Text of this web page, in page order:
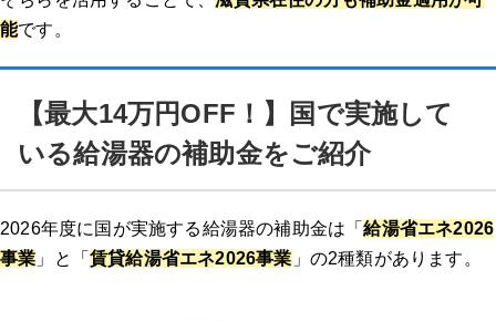
能です。
【最大14万円OFF！】国で実施して
いる給湯器の補助金をご紹介
2026年度に国が実施する給湯器の補助金は「給湯省エネ2026
事業 」と「賃貸給湯省エネ2026事業 」の2種類があります。